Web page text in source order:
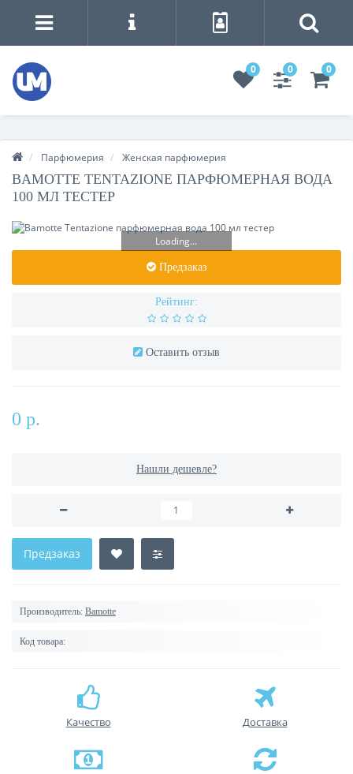
0 0 0
Парфюмерия Женская парфюмерия
BAMOTTE TENTAZIONE ПАРФЮМЕРНАЯ ВОДА
100 МЛ ТЕСТЕР
Loading...
Предзаказ
Рейтинг:
Оставить отзыв
0 р.
Нашли дешевле?
Предзаказ
Производитель: Bamotte
Код товара:
Качество Доставка